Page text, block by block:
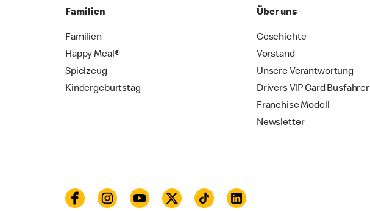
Familien
Familien
Happy Meal®
Spielzeug
Kindergeburtstag
Über uns
Geschichte
Vorstand
Unsere Verantwortung
Drivers VIP Card Busfahrer
Franchise Modell
Newsletter